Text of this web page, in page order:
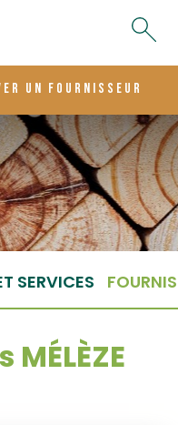
un fournisseur
SERVICES